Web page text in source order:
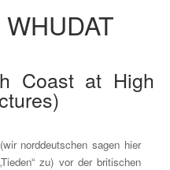
Coast at High
norddeutschen sagen hier
zu) vor der britischen